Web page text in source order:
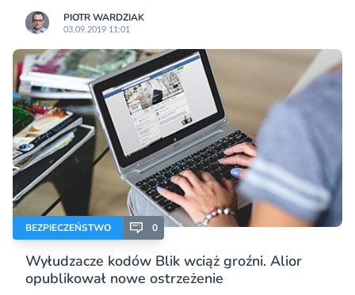
PIOTR WARDZIAK
03.09.2019 11:01
BEZPIECZEŃSTWO 0
Wyłudzacze kodów Blik wciąż groźni. Alior
opublikował nowe ostrzeżenie